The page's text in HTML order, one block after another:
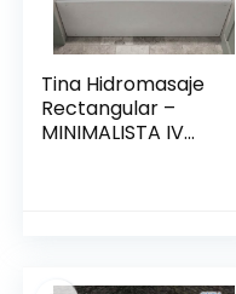
Tina Hidromasaje
Rectangular –
MINIMALISTA IV